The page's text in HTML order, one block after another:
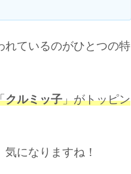
れているのがひとつの特
クルミッ子」がトッピン
になりますね！